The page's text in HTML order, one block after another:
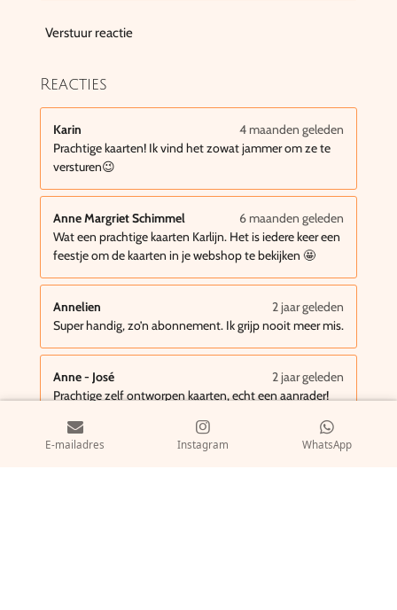
Verstuur reactie
Reacties
Karin
4 maanden geleden
Prachtige kaarten! Ik vind het zowat jammer om ze te
versturen😉
Anne Margriet Schimmel
6 maanden geleden
Wat een prachtige kaarten Karlijn. Het is iedere keer een
feestje om de kaarten in je webshop te bekijken 🤩
Annelien
2 jaar geleden
Super handig, zo’n abonnement. Ik grijp nooit meer mis.
Anne - José
2 jaar geleden
Prachtige zelf ontworpen kaarten, echt een aanrader!
E-mailadres Instagram WhatsApp